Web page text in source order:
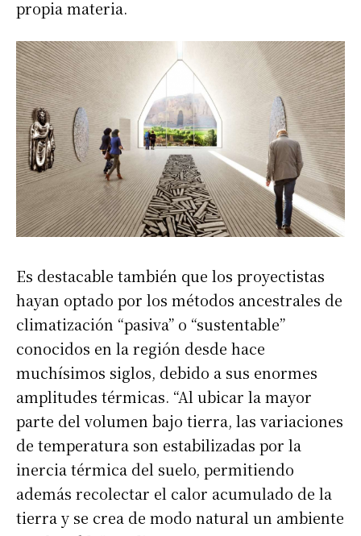
propia materia.
Es destacable también que los proyectistas
hayan optado por los métodos ancestrales de
climatización “pasiva” o “sustentable”
conocidos en la región desde hace
muchísimos siglos, debido a sus enormes
amplitudes térmicas. “Al ubicar la mayor
parte del volumen bajo tierra, las variaciones
de temperatura son estabilizadas por la
inercia térmica del suelo, permitiendo
además recolectar el calor acumulado de la
tierra y se crea de modo natural un ambiente